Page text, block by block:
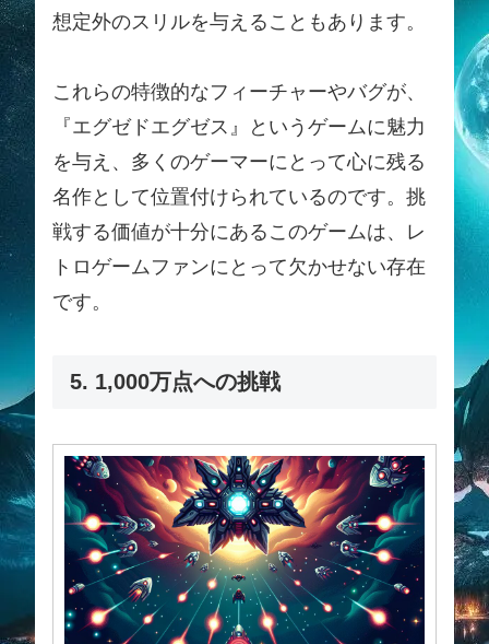
想定外のスリルを与えることもあります。
これらの特徴的なフィーチャーやバグが、
『エグゼドエグゼス』というゲームに魅力
を与え、多くのゲーマーにとって心に残る
名作として位置付けられているのです。挑
戦する価値が十分にあるこのゲームは、レ
トロゲームファンにとって欠かせない存在
です。
5. 1,000万点への挑戦